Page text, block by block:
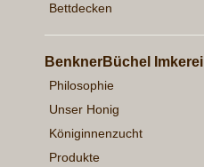
Bettdecken
BenknerBüchel Imkerei
Philosophie
Unser Honig
Königinnenzucht
Produkte